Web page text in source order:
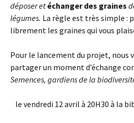
déposer etéchanger des graines
légumes. La règle est très simple :
librement les graines qui vous
Pour le lancement du projet, nous
partager un moment d’échange
Semences, gardiens de la
le vendredi 12 avril à 20H30 à la